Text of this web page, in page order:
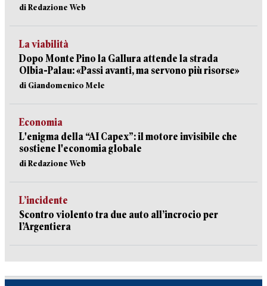
di Redazione Web
La viabilità
Dopo Monte Pino la Gallura attende la strada
Olbia-Palau: «Passi avanti, ma servono più risorse»
di Giandomenico Mele
Economia
L'enigma della “AI Capex”: il motore invisibile che
sostiene l'economia globale
di Redazione Web
L’incidente
Scontro violento tra due auto all’incrocio per
l’Argentiera